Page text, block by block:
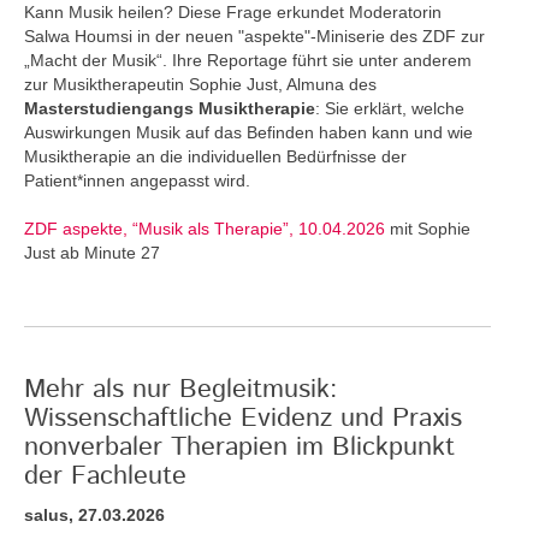
Kann Musik heilen? Diese Frage erkundet Moderatorin
Salwa Houmsi in der neuen "aspekte"-Miniserie des ZDF zur
„Macht der Musik“. Ihre Reportage führt sie unter anderem
zur Musiktherapeutin Sophie Just, Almuna des
Masterstudiengangs Musiktherapie: Sie erklärt, welche
Auswirkungen Musik auf das Befinden haben kann und wie
Musiktherapie an die individuellen Bedürfnisse der
Patient*innen angepasst wird.
ZDF aspekte, “Musik als Therapie”, 10.04.2026 mit Sophie
Just ab Minute 27
Mehr als nur Begleitmusik:
Wissenschaftliche Evidenz und Praxis
nonverbaler Therapien im Blickpunkt
der Fachleute
salus, 27.03.2026